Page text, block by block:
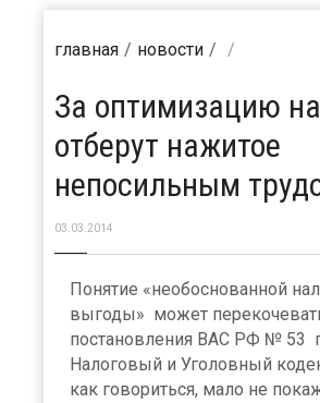
главная новости
За оптимизацию
отберут нажитое
непосильным
03.03.2014
Понятие «необоснованной
выгоды» может
постановления ВАС РФ № 53
Налоговый и Уголовный
как говориться, мало не